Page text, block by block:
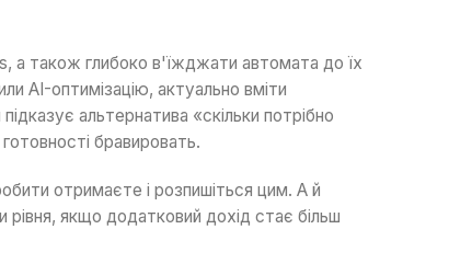
а також глибоко в'їжджати автомата до їх
AI-оптимізацію, актуально вміти
альтернатива «скільки потрібно
бравировать.
отримаєте і розпишіться цим. А й
рівня, якщо додатковий дохід стає більш